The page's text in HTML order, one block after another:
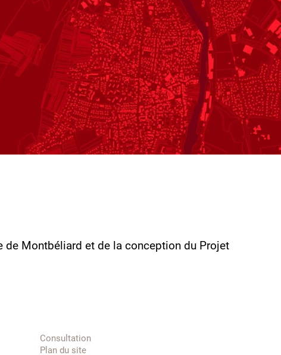
de Montbéliard et de la conception du Projet
Consultation
Plan du site